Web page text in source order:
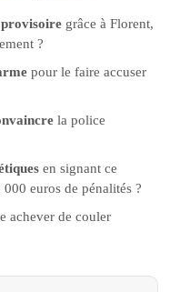
grâce à Florent,
?
pour le faire accuser
la police
en signant ce
euros de pénalités ?
achever de couler